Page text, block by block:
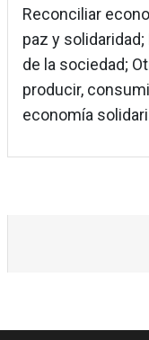
Reconciliar
paz y
de la sociedad;
producir,
economía